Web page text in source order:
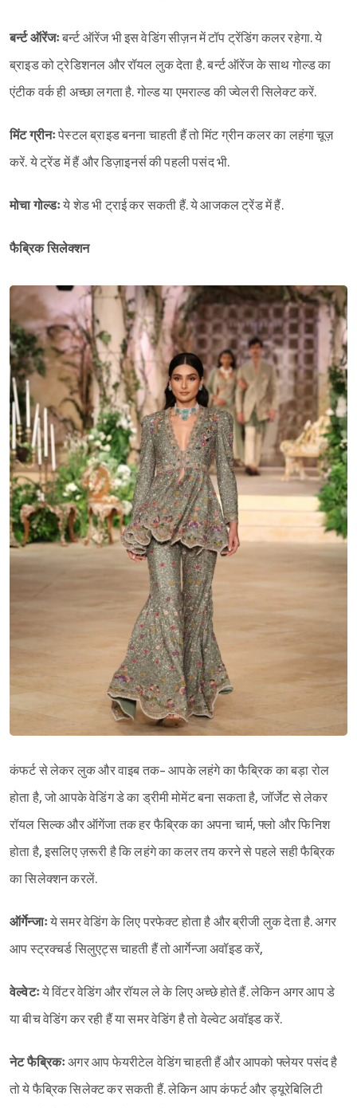
बर्न्ट ऑरेंजःबर्न्ट ऑरेंज भी इस वेडिंग सीज़न में टॉप ट्रेंडिंग कलर रहेगा. ये
ब्राइड को ट्रेडिशनल और रॉयल लुक देता है. बर्न्ट ऑरेंज के साथ गोल्ड का
एंटीक वर्क ही अच्छा लगता है. गोल्ड या एमराल्ड की ज्वेलरी सिलेक्ट करें.
मिंट ग्रीनःपेस्टल ब्राइड बनना चाहती हैं तो मिंट ग्रीन कलर का लहंगा चूज़
करें. ये ट्रेंड में हैं और डिज़ाइनर्स की पहली पसंद भी.
मोचा गोल्डःये शेड भी ट्राई कर सकती हैं. ये आजकल ट्रेंड में हैं.
फैब्रिक सिलेक्शन
कंफर्ट से लेकर लुक और वाइब तक- आपके लहंगे का फैब्रिक का बड़ा रोल
होता है, जो आपके वेडिंग डे का ड्रीमी मोमेंट बना सकता है, जॉर्जेट से लेकर
रॉयल सिल्क और ऑगेंजा तक हर फैब्रिक का अपना चार्म, फ्लो और फिनिश
होता है, इसलिए ज़रूरी है कि लहंगे का कलर तय करने से पहले सही फैब्रिक
का सिलेक्शन करलें.
ऑर्गेन्जाःये समर वेडिंग के लिए परफेक्ट होता है और ब्रीजी लुक देता है. अगर
आप स्ट्रक्चर्ड सिलुएट्स चाहती हैं तो आर्गेन्जा अवॉइड करें,
वेल्वेटःये विंटर वेडिंग और रॉयल ले के लिए अच्छे होते हैं. लेकिन अगर आप डे
या बीच वेडिंग कर रही हैं या समर वेडिंग है तो वेल्वेट अवॉइड करें.
नेट फैब्रिकःअगर आप फेयरीटेल वेडिंग चाहती हैं और आपको फ्लेयर पसंद है
तो ये फैब्रिक सिलेक्ट कर सकती हैं. लेकिन आप कंफर्ट और ड्यूरेबिलिटी